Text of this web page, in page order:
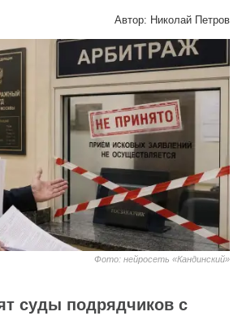
Автор: Николай Петров
Фото: нейросеть «Кандинский»
суды подрядчиков с